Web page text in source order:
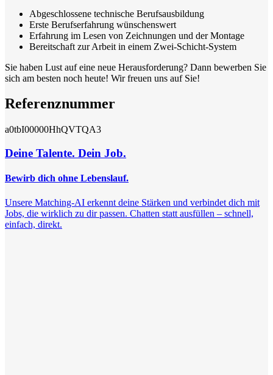
Abgeschlossene technische Berufsausbildung
Erste Berufserfahrung wünschenswert
Erfahrung im Lesen von Zeichnungen und der Montage
Bereitschaft zur Arbeit in einem Zwei-Schicht-System
Sie haben Lust auf eine neue Herausforderung? Dann bewerben Sie
sich am besten noch heute! Wir freuen uns auf Sie!
Referenznummer
a0tbI00000HhQVTQA3
Deine Talente. Dein Job.
Bewirb dich ohne Lebenslauf.
Unsere Matching-AI erkennt deine Stärken und verbindet dich mit
Jobs, die wirklich zu dir passen. Chatten statt ausfüllen – schnell,
einfach, direkt.